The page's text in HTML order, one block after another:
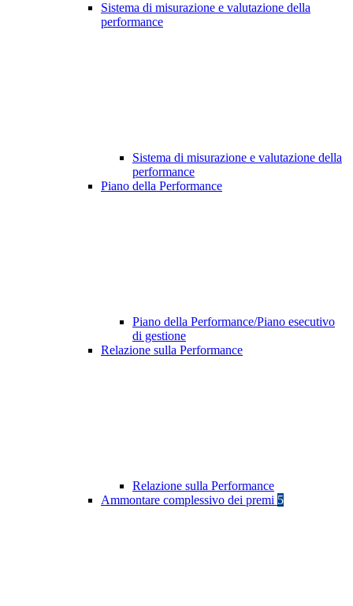
Sistema di misurazione e valutazione della
performance
Sistema di misurazione e valutazione della
performance
Piano della Performance
Piano della Performance/Piano esecutivo
di gestione
Relazione sulla Performance
Relazione sulla Performance
Ammontare complessivo dei premi 5